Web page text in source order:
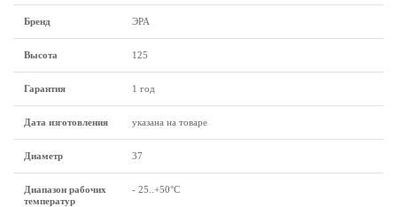
Бренд ЭРА
Высота 125
Гарантия 1 год
Дата изготовления указана на товаре
Диаметр 37
Диапазон рабочих
температур
- 25..+50°C